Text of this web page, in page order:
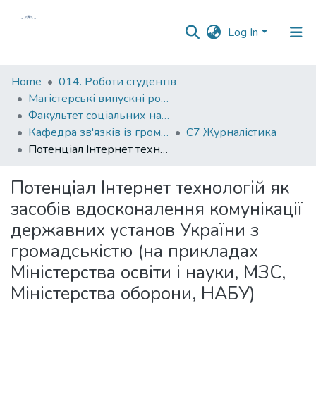
Log In
Communities
&
Collections
All of DSpace
Statistics
Home
014. Роботи студентів
Магістерські випускні роботи
Факультет соціальних наук і соціальних технологій
Кафедра зв'язків із громадськістю
С7 Журналістика
Потенціал Інтернет технологій як засобів вдосконалення комунікації державних установ України з громадськістю (на прикладах Міністерства освіти і науки, МЗС, Міністерства оборони, НАБУ)
Потенціал Інтернет технологій як
засобів вдосконалення комунікації
державних установ України з
громадськістю (на прикладах
Міністерства освіти і науки, МЗС,
Міністерства оборони, НАБУ)